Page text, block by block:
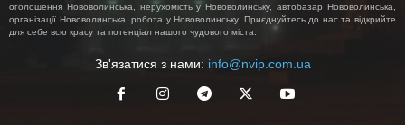
оголошення Нововолинська, нерухомість у Нововолинську, автобазар Нововолинська,
організації Нововолинська, робота у Нововолинську. Приєднуйтесь до нас та відкрийте
для себе всю красу та потенціал нашого чудового міста.
Зв'язатися з нами: info@nvip.com.ua